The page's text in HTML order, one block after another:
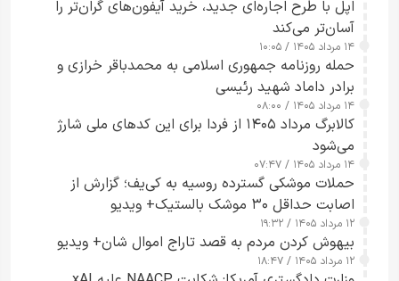
اپل با طرح اجاره‌ای جدید، خرید آیفون‌های گران‌تر را
آسان‌تر می‌کند
۱۴ مرداد ۱۴۰۵ / ۱۰:۰۵
حمله روزنامه جمهوری اسلامی به محمدباقر خرازی و
برادر داماد شهید رئیسی
۱۴ مرداد ۱۴۰۵ / ۰۸:۰۰
کالابرگ مرداد ۱۴۰۵ از فردا برای این کدهای ملی شارژ
می‌شود
۱۴ مرداد ۱۴۰۵ / ۰۷:۴۷
حملات موشکی گسترده روسیه به کی‌یف؛ گزارش از
اصابت حداقل ۳۰ موشک بالستیک+ ویدیو
۱۲ مرداد ۱۴۰۵ / ۱۹:۳۲
بیهوش کردن مردم به قصد تاراج اموال شان+ ویدیو
۱۲ مرداد ۱۴۰۵ / ۱۸:۴۷